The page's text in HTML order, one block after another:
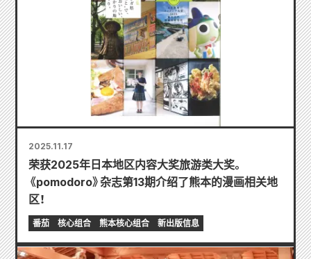
2025.11.17
荣获2025年日本地区内容大奖旅游类大奖。
《pomodoro》杂志第13期介绍了熊本的漫画相关地
区！
番茄 核心组合 熊本核心组合 新出版信息